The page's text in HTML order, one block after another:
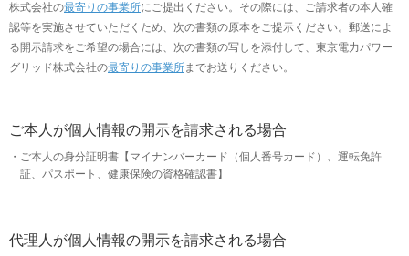
株式会社の最寄りの事業所にご提出ください。その際には、ご請求者の本人確
認等を実施させていただくため、次の書類の原本をご提示ください。郵送によ
る開示請求をご希望の場合には、次の書類の写しを添付して、東京電力パワー
グリッド株式会社の最寄りの事業所までお送りください。
ご本人が個人情報の開示を請求される場合
ご本人の身分証明書【マイナンバーカード（個人番号カード）、運転免許
証、パスポート、健康保険の資格確認書】
代理人が個人情報の開示を請求される場合